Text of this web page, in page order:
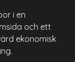
i en
och ett
ekonomisk